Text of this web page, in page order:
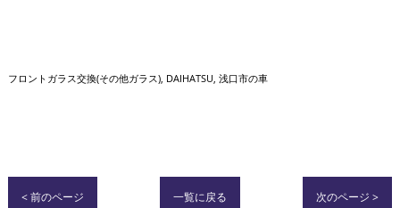
フロントガラス交換(その他ガラス) DAIHATSU 浅口市の車
< 前のページ 一覧に戻る 次のページ >